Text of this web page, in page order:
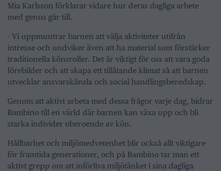
Mia Karlsson förklarar vidare hur deras dagliga arbete
med genus går till.
- Vi uppmuntrar barnen att välja aktiviteter utifrån
intresse och undviker även att ha material som förstärker
traditionella könsroller. Det är viktigt för oss att vara goda
förebilder och att skapa ett tillåtande klimat så att barnen
utvecklar ansvarskänsla och social handlingsberedskap.
Genom att aktivt arbeta med dessa frågor varje dag, bidrar
Bambino till en värld där barnen kan växa upp och bli
starka individer oberoende av kön.
Hållbarhet och miljömedvetenhet blir också allt viktigare
för framtida generationer, och på Bambino tar man ett
aktivt grepp om att införliva miljötänket i sina dagliga